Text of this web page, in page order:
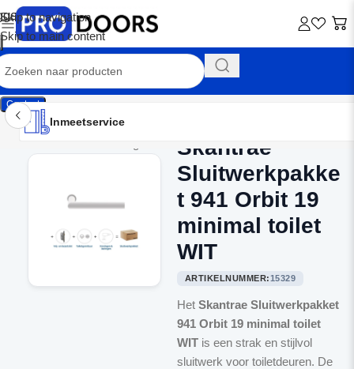
Skip to navigation
Skip to main content
Contact
Inmeetservice
Montageservice
Advies op maat
Showroom
Inmeetservice
Skantrae
Sluitwerkpakke
t 941 Orbit 19
minimal toilet
WIT
ARTIKELNUMMER:15329
Het Skantrae Sluitwerkpakket
941 Orbit 19 minimal toilet
WITis een strak en stijlvol
sluitwerk voor toiletdeuren. De